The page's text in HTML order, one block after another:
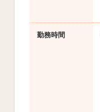
勤務時間